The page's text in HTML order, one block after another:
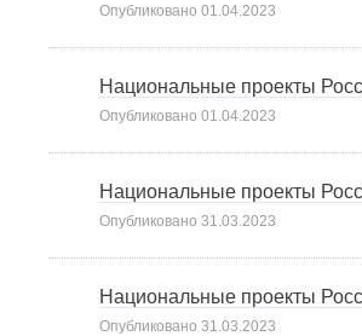
Опубликовано 01.04.2023
Национальные проекты
Опубликовано 01.04.2023
Национальные проекты
Опубликовано 31.03.2023
Национальные проекты
Опубликовано 31.03.2023